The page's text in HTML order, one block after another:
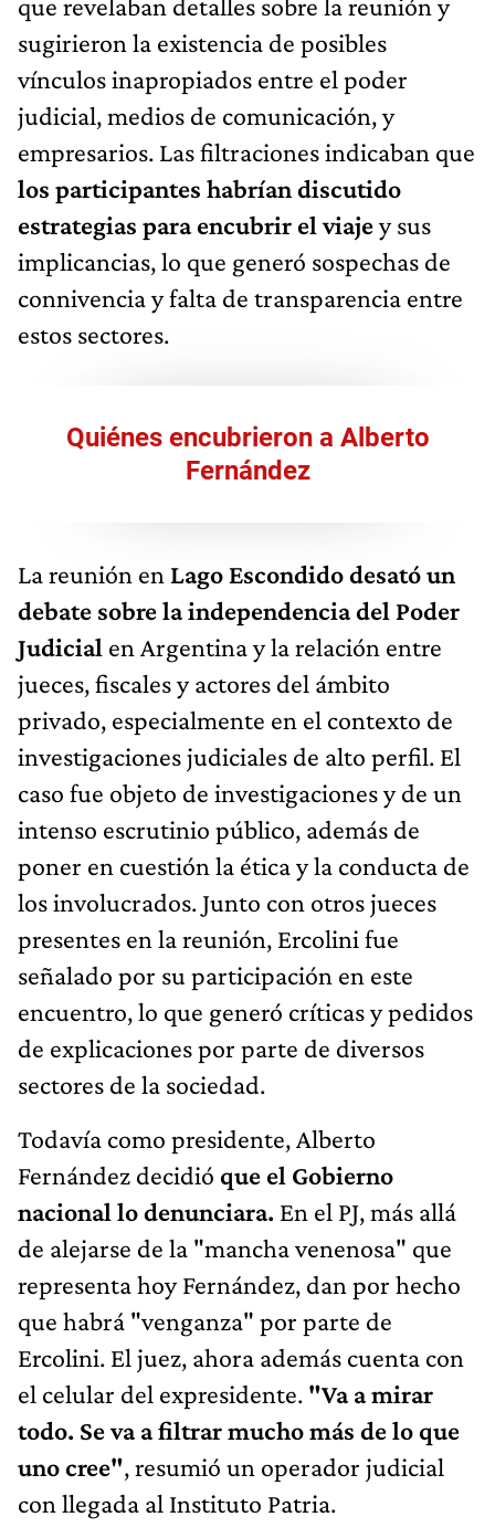
que revelaban detalles sobre la reunión y
sugirieron la existencia de posibles
vínculos inapropiados entre el poder
judicial, medios de comunicación, y
empresarios. Las filtraciones indicaban que
los participantes habrían discutido
estrategias para encubrir el viajey sus
implicancias, lo que generó sospechas de
connivencia y falta de transparencia entre
estos sectores.
Quiénes encubrieron a Alberto
Fernández
La reunión en Lago Escondido desató un
debate sobre la independencia del Poder
Judicial en Argentina y la relación entre
jueces, fiscales y actores del ámbito
privado, especialmente en el contexto de
investigaciones judiciales de alto perfil. El
caso fue objeto de investigaciones y de un
intenso escrutinio público, además de
poner en cuestión la ética y la conducta de
los involucrados. Junto con otros jueces
presentes en la reunión, Ercolini fue
señalado por su participación en este
encuentro, lo que generó críticas y pedidos
de explicaciones por parte de diversos
sectores de la sociedad.
Todavía como presidente, Alberto
Fernández decidió que el Gobierno
nacional lo denunciara. En el PJ, más allá
de alejarse de la "mancha venenosa" que
representa hoy Fernández, dan por hecho
que habrá "venganza" por parte de
Ercolini. El juez, ahora además cuenta con
el celular del expresidente. "Va a mirar
todo. Se va a filtrar mucho más de lo que
uno cree", resumió un operador judicial
con llegada al Instituto Patria.